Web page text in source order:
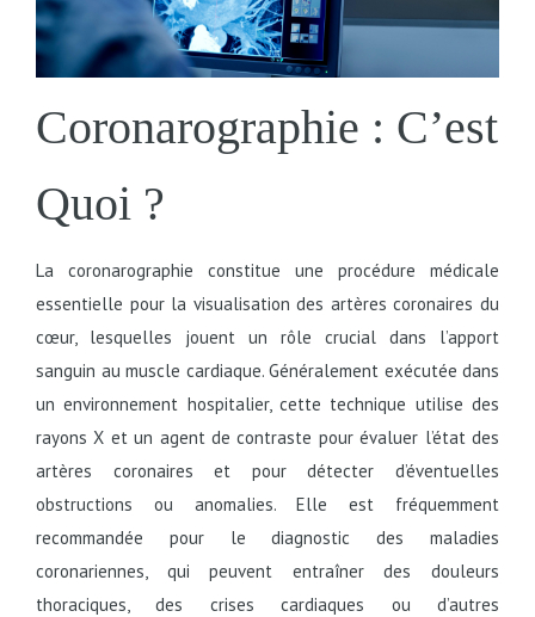
Coronarographie : C’est
Quoi ?
La coronarographie constitue une procédure médicale
essentielle pour la visualisation des artères coronaires du
cœur, lesquelles jouent un rôle crucial dans l’apport
sanguin au muscle cardiaque. Généralement exécutée dans
un environnement hospitalier, cette technique utilise des
rayons X et un agent de contraste pour évaluer l’état des
artères coronaires et pour détecter d’éventuelles
obstructions ou anomalies. Elle est fréquemment
recommandée pour le diagnostic des maladies
coronariennes, qui peuvent entraîner des douleurs
thoraciques, des crises cardiaques ou d’autres